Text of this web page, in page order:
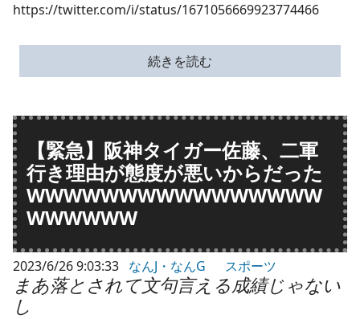
https://twitter.com/i/status/1671056669923774466
続きを読む
【緊急】阪神タイガー佐藤、二軍
行き理由が態度が悪いからだった
WWWWWWWWWWWWWWWW
WWWWWW
2023/6/26 9:03:33 なんJ・なんG スポーツ
まあ落とされて文句言える成績じゃない
し